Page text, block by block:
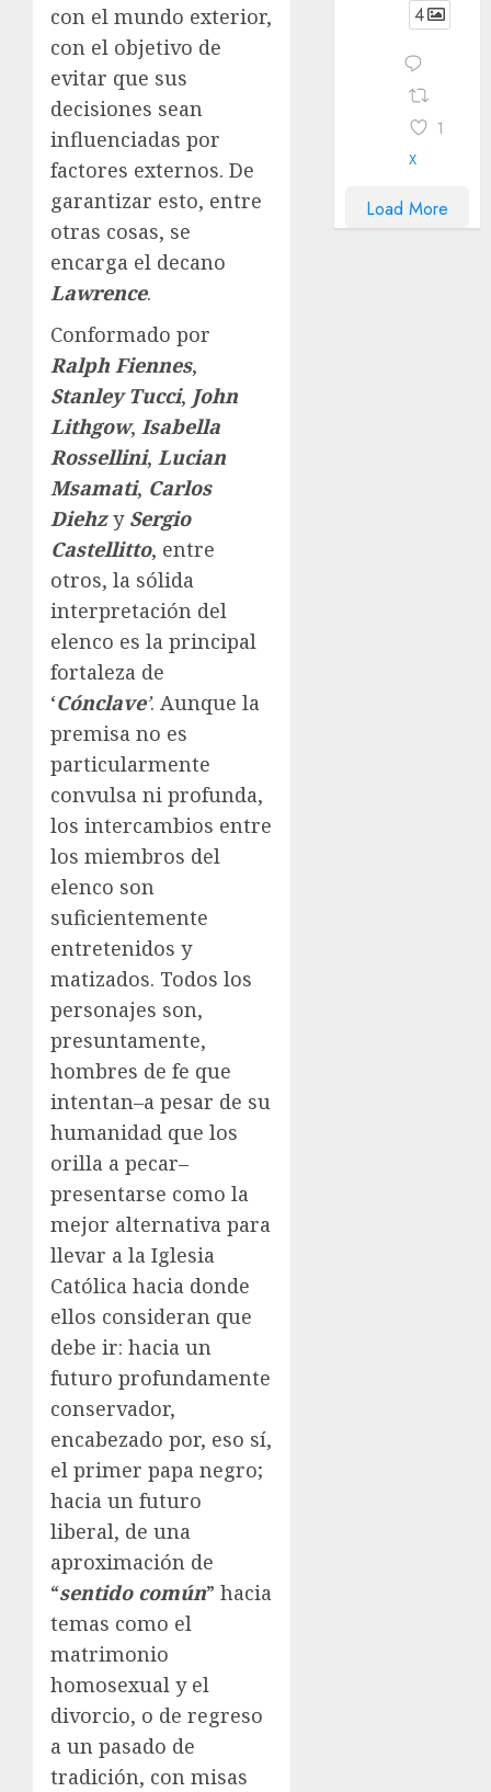
con el mundo exterior,
con el objetivo de
evitar que sus
decisiones sean
influenciadas por
factores externos. De
garantizar esto, entre
otras cosas, se
encarga el decano
Lawrence.
Conformado por
Ralph Fiennes,
Stanley Tucci, John
Lithgow, Isabella
Rossellini, Lucian
Msamati, Carlos
Diehzy Sergio
Castellitto, entre
otros, la sólida
interpretación del
elenco es la principal
fortaleza de
‘Cónclave’. Aunque la
premisa no es
particularmente
convulsa ni profunda,
los intercambios entre
los miembros del
elenco son
suficientemente
entretenidos y
matizados. Todos los
personajes son,
presuntamente,
hombres de fe que
intentan–a pesar de su
humanidad que los
orilla a pecar–
presentarse como la
mejor alternativa para
llevar a la Iglesia
Católica hacia donde
ellos consideran que
debe ir: hacia un
futuro profundamente
conservador,
encabezado por, eso sí,
el primer papa negro;
hacia un futuro
liberal, de una
aproximación de
“sentido común” hacia
temas como el
matrimonio
homosexual y el
divorcio, o de regreso
a un pasado de
tradición, con misas
4
1
X
Load More